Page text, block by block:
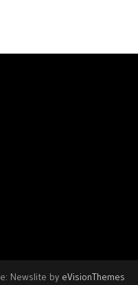
Newslite by eVisionThemes